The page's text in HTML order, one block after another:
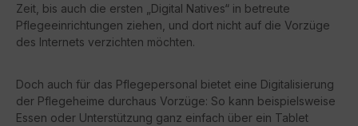
Zeit, bis auch die ersten „Digital Natives“ in betreute
Pflegeeinrichtungen ziehen, und dort nicht auf die Vorzüge
des Internets verzichten möchten.
Doch auch für das Pflegepersonal bietet eine Digitalisierung
der Pflegeheime durchaus Vorzüge: So kann beispielsweise
Essen oder Unterstützung ganz einfach über ein Tablet